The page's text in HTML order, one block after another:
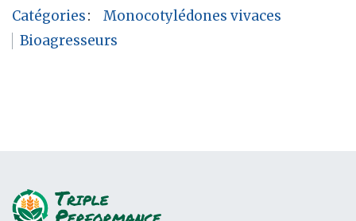
Catégories:
Monocotylédones vivaces
Bioagresseurs